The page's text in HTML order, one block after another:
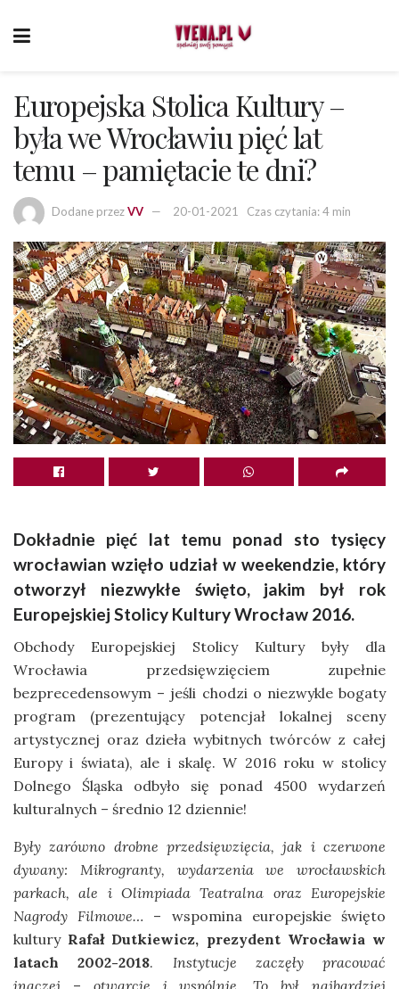
Europejska Stolica Kultury –
była we Wrocławiu pięć lat
temu – pamiętacie te dni?
Dodane przezVV 20-01-2021 Czas czytania: 4 min
Dokładnie pięć lat temu ponad sto tysięcy
wrocławian wzięło udział w weekendzie, który
otworzył niezwykłe święto, jakim był rok
Europejskiej Stolicy Kultury Wrocław 2016.
Obchody Europejskiej Stolicy Kultury były dla
Wrocławia przedsięwzięciem zupełnie
bezprecedensowym – jeśli chodzi o niezwykle bogaty
program (prezentujący potencjał lokalnej sceny
artystycznej oraz dzieła wybitnych twórców z całej
Europy i świata), ale i skalę. W 2016 roku w stolicy
Dolnego Śląska odbyło się ponad 4500 wydarzeń
kulturalnych – średnio 12 dziennie!
Były zarówno drobne przedsięwzięcia, jak i czerwone
dywany: Mikrogranty, wydarzenia we wrocławskich
parkach, ale i Olimpiada Teatralna oraz Europejskie
Nagrody Filmowe… – wspomina europejskie święto
kultury Rafał Dutkiewicz, prezydent Wrocławia w
latach 2002-2018. Instytucje zaczęły pracować